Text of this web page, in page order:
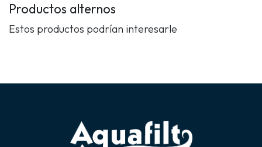
Productos alternos
Estos productos podrían interesarle